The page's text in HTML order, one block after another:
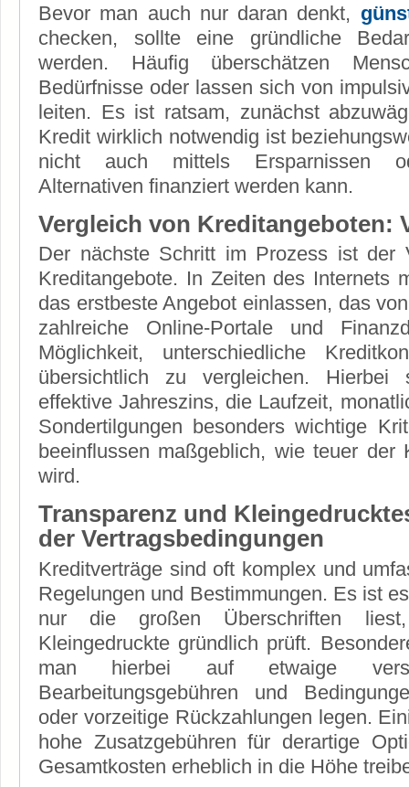
Bevor man auch nur daran denkt,
checken, sollte eine gründliche
werden. Häufig überschätzen
Bedürfnisse oder lassen sich von
leiten. Es ist ratsam, zunächst
Kredit wirklich notwendig ist
nicht auch mittels Ersparnissen
Alternativen finanziert werden kann.
Vergleich von Kreditangeboten:
Der nächste Schritt im Prozess ist der
Kreditangebote. In Zeiten des Internets
das erstbeste Angebot einlassen, das
zahlreiche Online-Portale und
Möglichkeit, unterschiedliche
übersichtlich zu vergleichen.
effektive Jahreszins, die Laufzeit,
Sondertilgungen besonders wichtige
beeinflussen maßgeblich, wie teuer der
wird.
Transparenz und
der Vertragsbedingungen
Kreditverträge sind oft komplex und
Regelungen und Bestimmungen. Es ist
nur die großen Überschriften
Kleingedruckte gründlich prüft.
man hierbei auf etwaige
Bearbeitungsgebühren und
oder vorzeitige Rückzahlungen legen.
hohe Zusatzgebühren für derartige
Gesamtkosten erheblich in die Höhe